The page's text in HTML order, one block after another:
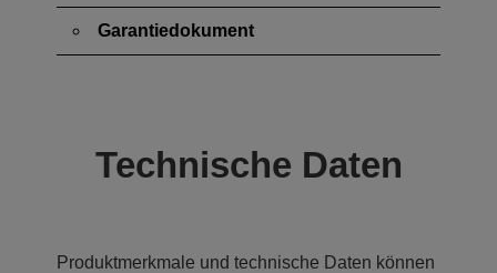
Garantiedokument
Technische Daten
Produktmerkmale und technische Daten können